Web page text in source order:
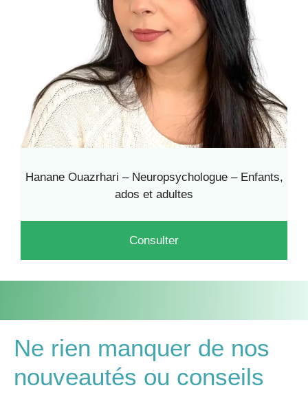
Hanane Ouazrhari – Neuropsychologue – Enfants,
ados et adultes
Consulter
Ne rien manquer de nos
nouveautés ou conseils